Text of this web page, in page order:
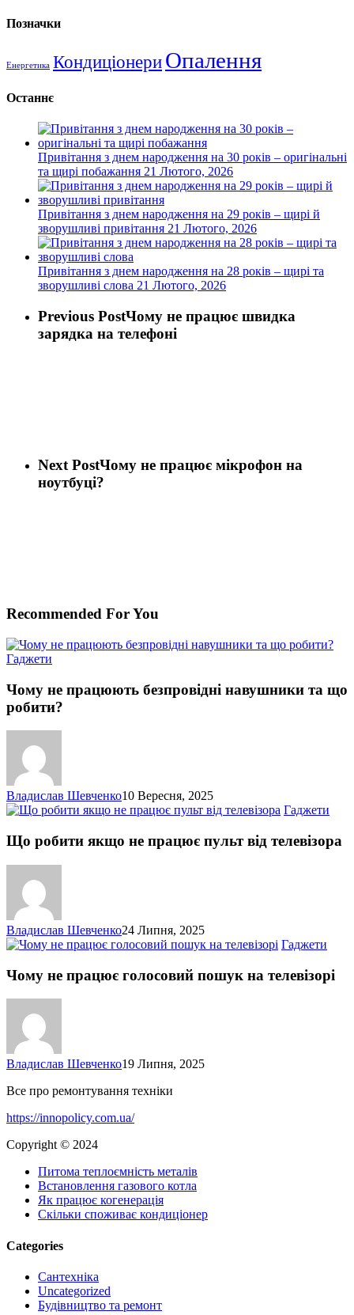
Позначки
Енергетика КондиціонериОпалення
Останнє
Привітання з днем народження на 30 років – оригінальні
та щирі побажання 21 Лютого, 2026
Привітання з днем народження на 29 років – щирі й
зворушливі привітання 21 Лютого, 2026
Привітання з днем народження на 28 років – щирі та
зворушливі слова 21 Лютого, 2026
Previous PostЧому не працює швидка
зарядка на телефоні
Next PostЧому не працює мікрофон на
ноутбуці?
Recommended For You
Гаджети
працюють
безпровідні
навушники
та
Чому не працюють безпровідні навушники та що
робити?
Владислав Шевченко10 Вересня, 2025
Гаджети
не
Що робити якщо не працює пульт від телевізора
Владислав Шевченко24 Липня, 2025
Гаджети
Чому не працює голосовий пошук на телевізорі
Владислав Шевченко19 Липня, 2025
Все про ремонтування техніки
https://innopolicy.com.ua/
Copyright © 2024
Питома теплоємність металів
Встановлення газового котла
Як працює когенерація
Скільки споживає кондиціонер
Categories
Cантехніка
Uncategorized
Будівництво та ремонт